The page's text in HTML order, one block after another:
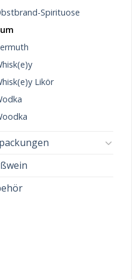
Spirituose
Likör